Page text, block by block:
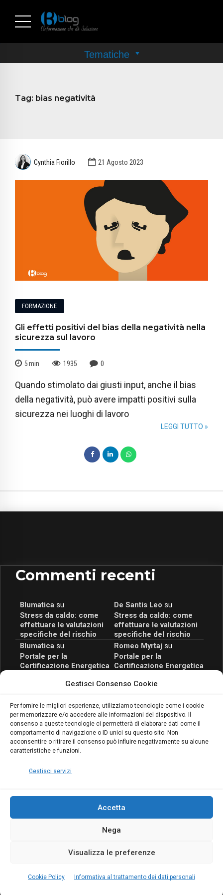
Gestisci Consenso Cookie
Per fornire le migliori esperienze, utilizziamo tecnologie come i cookie
per memorizzare e/o accedere alle informazioni del dispositivo. Il
consenso a queste tecnologie ci permetterà di elaborare dati come il
comportamento di navigazione o ID unici su questo sito. Non
acconsentire o ritirare il consenso può influire negativamente su alcune
caratteristiche e funzioni.
Gestisci servizi
Accetta
Nega
Visualizza le preferenze
Cookie Policy Informativa al trattamento dei dati personali
Tag: bias negatività
Cynthia Fiorillo 21 Agosto 2023
FORMAZIONE
Gli effetti positivi del bias della negatività nella
sicurezza sul lavoro
5min 1935 0
Quando stimolato dai giusti input, anche il bias
della negatività, può avere impatti positivi sulla
sicurezza nei luoghi di lavoro
LEGGI TUTTO »
Commenti recenti
Blumaticasu
Stress da caldo: come
effettuare le valutazioni
specifiche del rischio
De Santis Leo su
Stress da caldo: come
effettuare le valutazioni
specifiche del rischio
Blumaticasu
Portale per la
Certificazione Energetica
scopri il Corso Blumatica
Romeo Myrtaj su
Portale per la
Certificazione Energetica
scopri il Corso Blumatica
Blumaticasu
Coordinatore della
Sicurezza: cosa è
richiesto per abilitazione
e aggiornamento
Copyright Blumatica
MENU